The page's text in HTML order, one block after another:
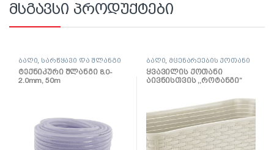
მსგავსი პროდუქტები
ბაღი სარწყავი და შლანგი
ტექნიკური შლანგი 8.0-
2.0mm, 50m
ბაღი მცენარეების ქოთანი
ყვავილის ქოთანი
აივნისთვის ,,როტანგი”